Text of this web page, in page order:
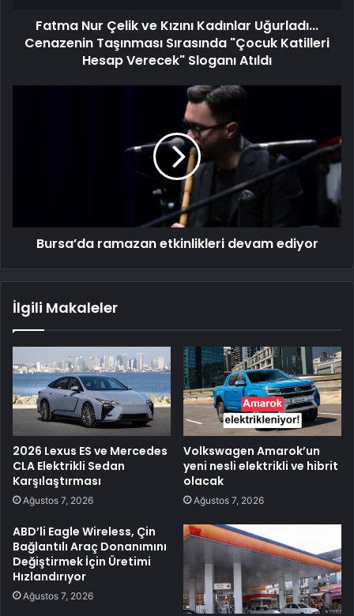
Fatma Nur Çelik ve Kızını Kadınlar Uğurladı...
Cenazenin Taşınması Sırasında "Çocuk Katilleri
Hesap Verecek" Sloganı Atıldı
Bursa’da ramazan etkinlikleri devam ediyor
İlgili Makaleler
2026 Lexus ES ve Mercedes
CLA Elektrikli Sedan
Karşılaştırması
Ağustos 7, 2026
Volkswagen Amarok’un
yeni nesli elektrikli ve hibrit
olacak
Ağustos 7, 2026
ABD’li Eagle Wireless, Çin
Bağlantılı Araç Donanımını
Değiştirmek İçin Üretimi
Hızlandırıyor
Ağustos 7, 2026